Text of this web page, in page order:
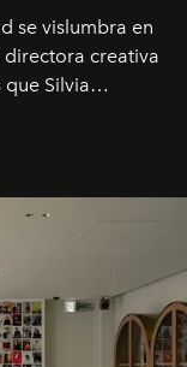
se vislumbra en
directora creativa
Silvia